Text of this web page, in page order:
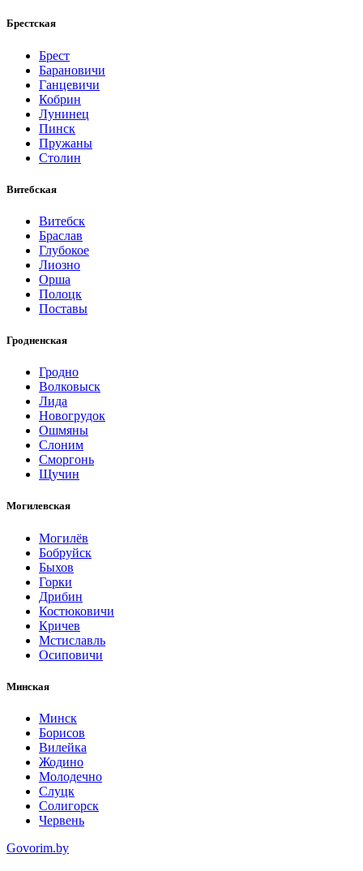
Брестская
Брест
Барановичи
Ганцевичи
Кобрин
Лунинец
Пинск
Пружаны
Столин
Витебская
Витебск
Браслав
Глубокое
Лиозно
Орша
Полоцк
Поставы
Гродненская
Гродно
Волковыск
Лида
Новогрудок
Ошмяны
Слоним
Сморгонь
Щучин
Могилевская
Могилёв
Бобруйск
Быхов
Горки
Дрибин
Костюковичи
Кричев
Мстиславль
Осиповичи
Минская
Минск
Борисов
Вилейка
Жодино
Молодечно
Слуцк
Солигорск
Червень
Govorim.by